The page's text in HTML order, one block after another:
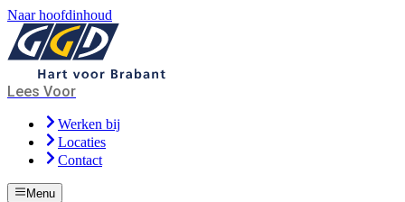
Naar hoofdinhoud
Lees Voor
Werken bij
Locaties
Contact
Menu